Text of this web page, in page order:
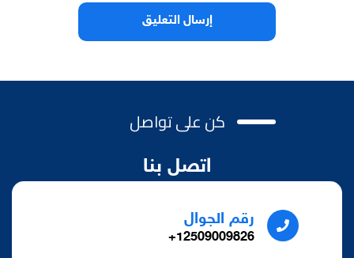
كن على تواصل
اتصل بنا
رقم الجوال
12509009826+